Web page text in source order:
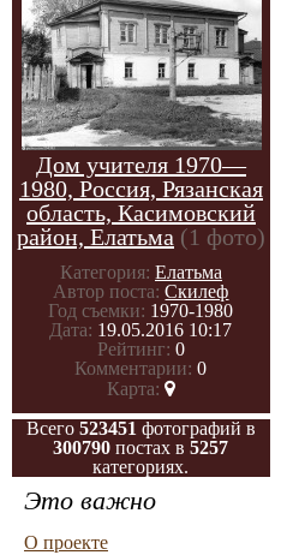
Дом учителя 1970—
1980, Россия, Рязанская
область, Касимовский
район, Елатьма (1 фото)
Категория: Елатьма
Автор поста: Скилеф
Год съемки: 1970-1980
Дата: 19.05.2016 10:17
Рейтинг: 0
Комментарии: 0
Карта:
Всего 523451 фотографий в
300790 постах в5257
категориях.
Это важно
О проекте